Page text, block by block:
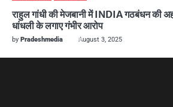
राहुल गांधी की मेजबानी में INDIA गठबंधन की
धांधली के लगाए गंभीर आरोप
by Pradeshmedia August 3, 2025